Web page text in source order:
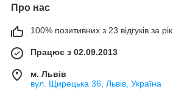
Про нас
100% позитивних з 23 відгуків за рік
Працює з 02.09.2013
м. Львів
вул. Щирецька 36, Львів, Україна